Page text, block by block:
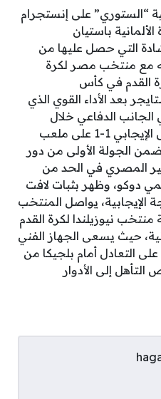
على إنستجرام
باستيان
التي حصل عليها من
مع منتخب مصر لكرة
القدم في كأس
بعد الأداء القوي الذي
الدفاعي خلال
المواجهة التي انتهت بالتعادل الإيجابي 1-1 على ملعب
الجولة الأولى من دور
المصري في الحد من
دوكو، وظهر بثبات لافت
الإيجابية، يواصل المنتخب
نيوزيلندا لكرة القدم
حيث يسعى الجهاز الفني
التعادل أمام بلجيكا من
إلى الأدوار